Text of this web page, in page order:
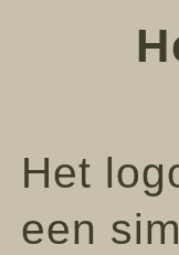
Het
een